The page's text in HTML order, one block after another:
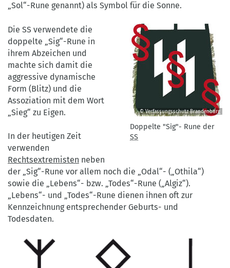
„Sol“-Rune genannt) als Symbol für die Sonne.
Doppelte
"Sig"-
SS
©
Verfassungsschutz
Brandenburg
© Verfassungsschutz Brandenburg
Doppelte "Sig"- Rune der
SS
Die SS verwendete die
doppelte „Sig“-Rune in
ihrem Abzeichen und
machte sich damit die
aggressive dynamische
Form (Blitz) und die
Assoziation mit dem Wort
„Sieg“ zu Eigen.
In der heutigen Zeit
verwenden
Rechtsextremisten neben
der „Sig“-Rune vor allem noch die „Odal“- („Othila“)
sowie die „Lebens“- bzw. „Todes“-Rune („Algiz“).
„Lebens“- und „Todes“-Rune dienen ihnen oft zur
Kennzeichnung entsprechender Geburts- und
Todesdaten.